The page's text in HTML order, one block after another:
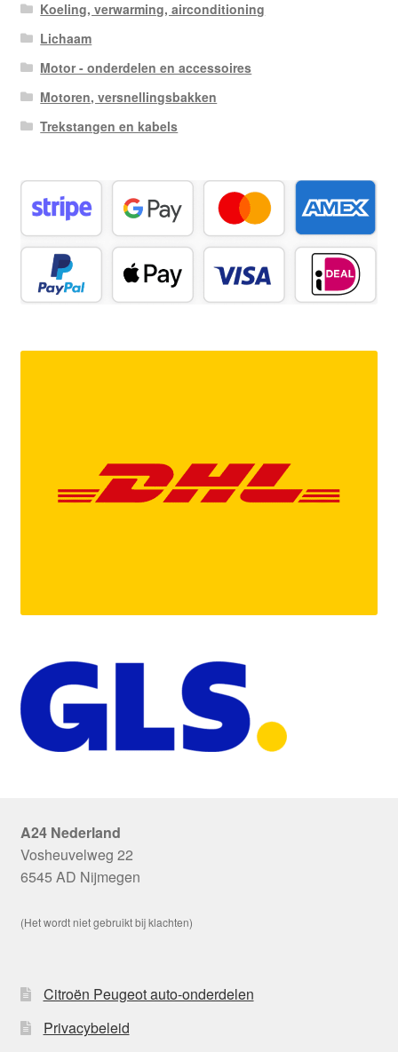
Koeling, verwarming, airconditioning
Lichaam
Motor - onderdelen en accessoires
Motoren, versnellingsbakken
Trekstangen en kabels
A24 Nederland
Vosheuvelweg 22
6545 AD Nijmegen
(Het wordt niet gebruikt bij klachten)
Citroën Peugeot auto-onderdelen
Privacybeleid